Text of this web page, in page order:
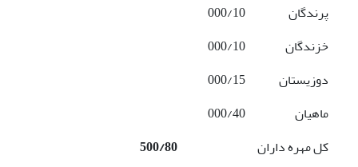
پرندگان
000/10
خزندگان
000/10
دوزیستان
000/15
ماهیان
000/40
کل مهره داران
500/80